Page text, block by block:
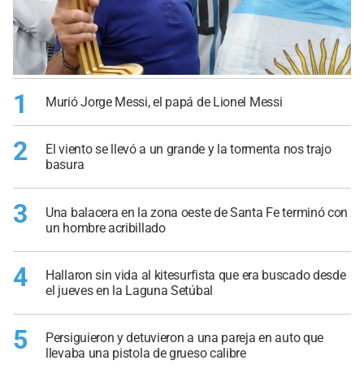
1 Murió Jorge Messi, el papá de Lionel Messi
2
El viento se llevó a un grande y la tormenta nos trajo
basura
3
Una balacera en la zona oeste de Santa Fe terminó con
un hombre acribillado
4
Hallaron sin vida al kitesurfista que era buscado desde
el jueves en la Laguna Setúbal
5
Persiguieron y detuvieron a una pareja en auto que
llevaba una pistola de grueso calibre